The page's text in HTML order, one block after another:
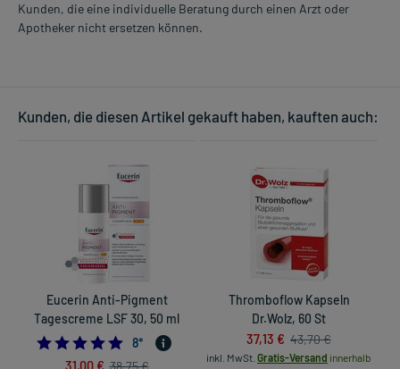
Kunden, die eine individuelle Beratung durch einen Arzt oder
Apotheker nicht ersetzen können.
Kunden, die diesen Artikel gekauft haben, kauften auch:
Eucerin Anti-Pigment
Tagescreme LSF 30, 50 ml
4.875
8*
31,00 €
Thromboflow Kapseln
Dr.Wolz, 60 St
37,13 € 43,70 €
inkl. MwSt. Gratis-Versand innerhalb